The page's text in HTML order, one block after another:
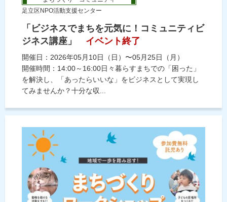
足立区NPO活動支援センター
「ビジネスでまちを元気に！コミュニティビ
ジネス講座」
イベント終了
開催日：2026年05月10日（日）〜05月25日（月）
開催時間：14:00～16:00日々暮らすまちでの「困った」
を解決し、「あったらいいな」をビジネスとして実現し
てみませんか？十分な収...